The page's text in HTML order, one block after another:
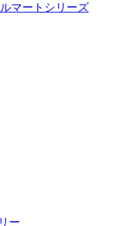
マートシリーズ
ー